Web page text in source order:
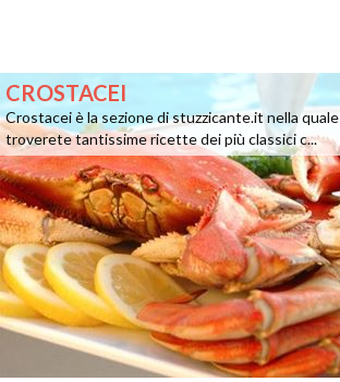
CROSTACEI
Crostacei è la sezione di stuzzicante.it nella quale
troverete tantissime ricette dei più classici c...